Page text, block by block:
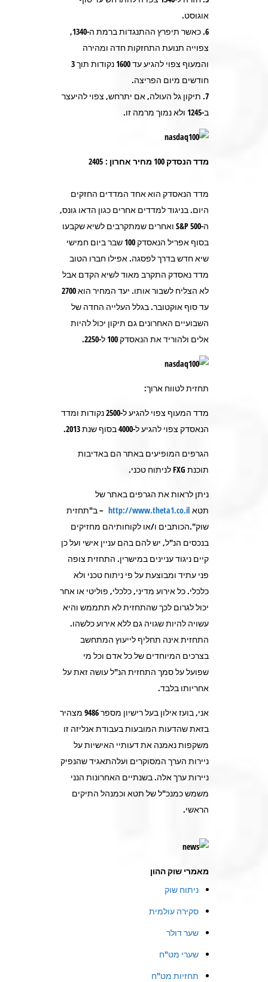
אוגוסט.
6. כאשר תיפרץ ההתנגדות ברמת ה-1340,
צפוייה תנועת התחזקות חדה ומהירה
והמעוף צפוי להגיע עד 1600 נקודות תוך 3
חודשים מיום הפריצה.
7. תיקון גל העולה, אם יתרחש, צפוי להיעצר
ב-1245 ולא נמוך מרמה זו.
מדד הנסדק 100 מחיר אחרון : 2405
מדד הנאסדק הוא אחד המדדים החזקים
היום. בניגוד למדדים אחרים כגון הדאו גונס,
ה-S&P 500 ואחרים שמתקרבים לשיא שקבעו
בסוף אפריל הנאסדק 100 שבר ביום חמישי
שיא חדש בדרך לפסגה. אפילו חברו הטוב
מדד נאסדק התקרב מאוד לשיא הקדם אבל
לא הצליח לשבור אותו. יעד המחיר הוא 2700
עד סוף אוקטובר. בגלל העלייה החדה של
השבועיים האחרונים גם תיקון יכול להיות
אלים ולהוריד את הנאסדק 100 ל-2250.
תחזית לטווח ארוך:
מדד המעוף צפוי להגיע ל-2500 נקודות ומדד
הנאסדק צפוי להגיע ל-4000 בסוף שנת 2013.
הגרפים המופיעים באתר הם באדיבות
תוכנת FXG לניתוח טכני.
ניתן לראות את הגרפים באתר של
תטא http://www.theta1.co.il – ב"תחזית
שוק".הכותבים ו/או לקוחותיהם מחזיקים
בנכסים הנ"ל, יש להם בהם עניין אישי ועל כן
קיים ניגוד עניינים במישרין. התחזית צופה
פני עתיד ומבוצעת על פי ניתוח טכני ולא
כלכלי. כל אירוע מדיני, כלכלי, פוליטי או אחר
יכול לגרום לכך שהתחזית לא תתממש והיא
עשויה להיות שגויה גם ללא אירוע כלשהו.
התחזית אינה תחליף לייעוץ המתחשב
בצרכים המיוחדים של כל אדם וכל מי
שפועל על סמך התחזית הנ"ל עושה זאת על
אחריותו בלבד.
אני, בועז אילון בעל רישיון מספר 9486 מצהיר
בזאת שהדעות המובעות בעבודת אנליזה זו
משקפות נאמנה את דעותיי האישיות על
ניירות הערך המסוקרים ועלהתאגיד שהנפיק
ניירות ערך אלה. בשנתיים האחרונות הנני
משמש כמנכ"ל של תטא וכמנהל התיקים
הראשי.
מאמרי שוק ההון
ניתוח שוק
סקירה עולמית
שער דולר
שערי מט"ח
תחזיות מט"ח